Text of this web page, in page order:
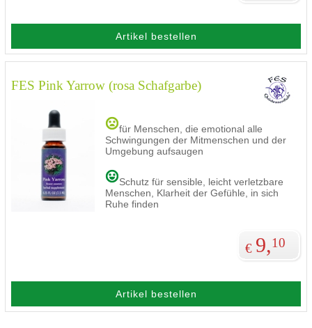
Artikel bestellen
FES Pink Yarrow (rosa Schafgarbe)
für Menschen, die emotional alle
Schwingungen der Mitmenschen und der
Umgebung aufsaugen
Schutz für sensible, leicht verletzbare
Menschen, Klarheit der Gefühle, in sich
Ruhe finden
€ 9,10
Artikel bestellen